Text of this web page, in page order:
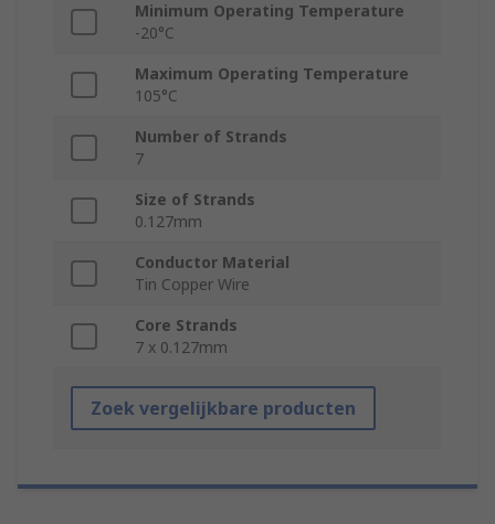
Minimum Operating Temperature
-20°C
Maximum Operating Temperature
105°C
Number of Strands
7
Size of Strands
0.127mm
Conductor Material
Tin Copper Wire
Core Strands
7 x 0.127mm
Zoek vergelijkbare producten